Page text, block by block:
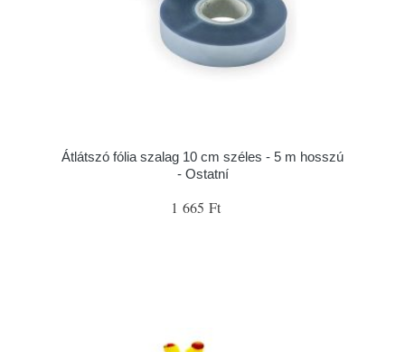
Átlátszó fólia szalag 10 cm széles - 5 m hosszú
- Ostatní
1 665 Ft